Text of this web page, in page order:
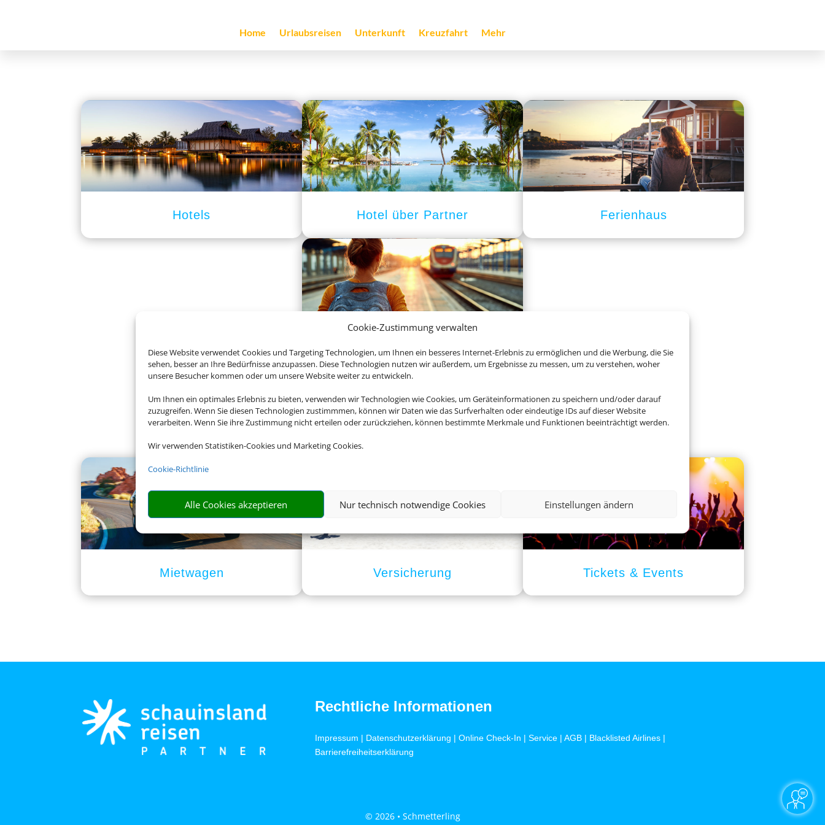
Cookie-Zustimmung verwalten
Diese Website verwendet Cookies und Targeting Technologien, um Ihnen ein besseres Internet-Erlebnis zu ermöglichen und die Werbung, die Sie
sehen, besser an Ihre Bedürfnisse anzupassen. Diese Technologien nutzen wir außerdem, um Ergebnisse zu messen, um zu verstehen, woher
unsere Besucher kommen oder um unsere Website weiter zu entwickeln.
Um Ihnen ein optimales Erlebnis zu bieten, verwenden wir Technologien wie Cookies, um Geräteinformationen zu speichern und/oder darauf
zuzugreifen. Wenn Sie diesen Technologien zustimmmen, können wir Daten wie das Surfverhalten oder eindeutige IDs auf dieser Website
verarbeiten. Wenn Sie ihre Zustimmung nicht erteilen oder zurückziehen, können bestimmte Merkmale und Funktionen beeinträchtigt werden.
Wir verwenden Statistiken-Cookies und Marketing Cookies.
Cookie-Richtlinie
Alle Cookies akzeptieren Nur technisch notwendige Cookies Einstellungen ändern
Home Urlaubsreisen Unterkunft Kreuzfahrt Mehr
Hotels Hotel über Partner Ferienhaus
Hotel und Bahn
Empfehlungen für Ihre Reise
Mietwagen Versicherung Tickets & Events
Rechtliche Informationen
Impressum | Datenschutzerklärung | Online Check-In | Service| AGB| Blacklisted Airlines|
Barrierefreiheitserklärung
© 2026 • Schmetterling